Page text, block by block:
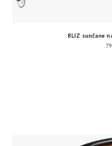
BLIZ sunčane